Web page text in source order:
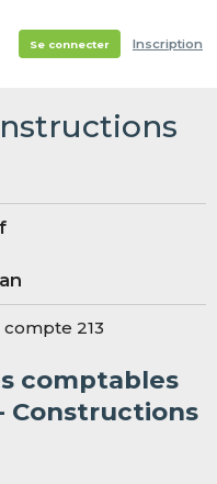
Se connecter Inscription
213
comptables
Constructions